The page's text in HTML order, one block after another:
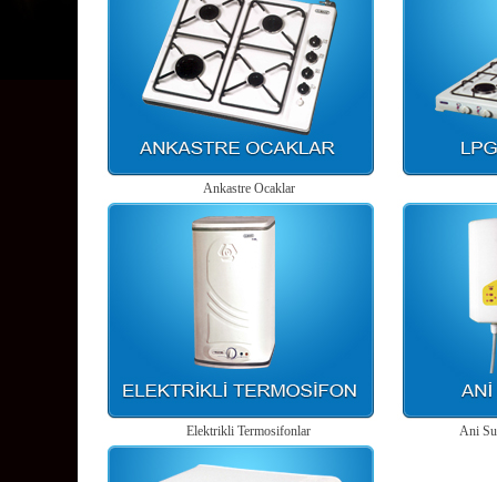
Ankastre Ocaklar
Elektrikli Termosifonlar Ani Su